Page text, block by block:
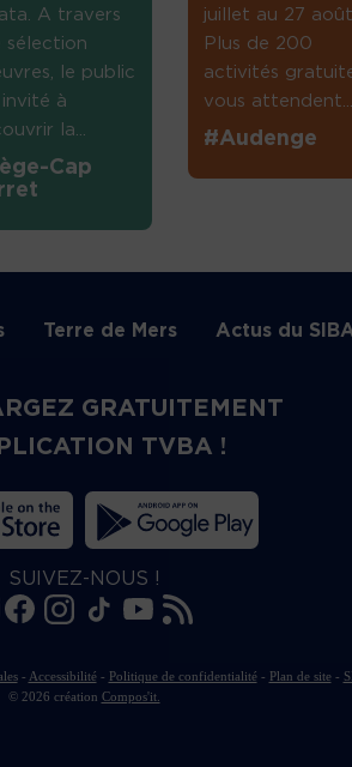
A travers
sélection
le public
à
la...
Cap
juillet au 27
Plus de 200
activités
vous
#Audenge
Terre de Mers Actus du
GRATUITEMENT
TVBA !
SUIVEZ-NOUS !
- Accessibilité- Politique de confidentialité- Plan de site-
© 2026 création Compos'it.